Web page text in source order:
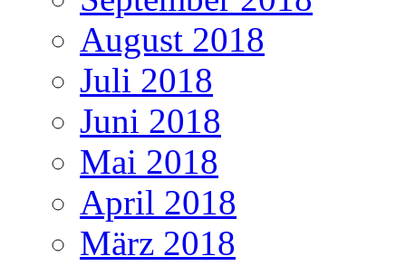
August 2018
Juli 2018
Juni 2018
Mai 2018
April 2018
März 2018